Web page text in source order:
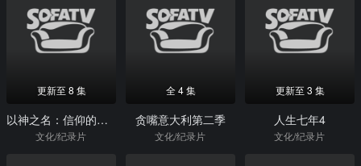
更新至 8 集
以神之名：信仰的背叛
文化/纪录片
全 4 集
贪嘴意大利第二季
文化/纪录片
更新至 3 集
人生七年4
文化/纪录片